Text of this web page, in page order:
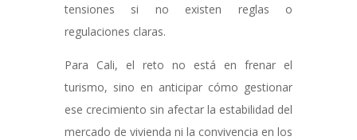
tensiones si no existen reglas o
regulaciones claras.
Para Cali, el reto no está en frenar el
turismo, sino en anticipar cómo gestionar
ese crecimiento sin afectar la estabilidad del
mercado de vivienda ni la convivencia en los